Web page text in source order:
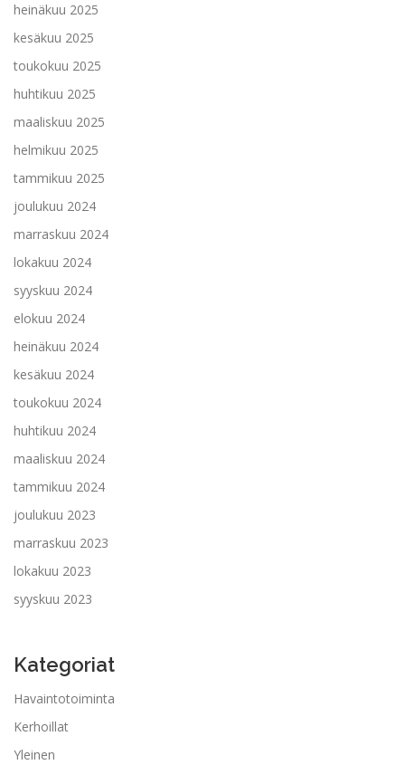
heinäkuu 2025
kesäkuu 2025
toukokuu 2025
huhtikuu 2025
maaliskuu 2025
helmikuu 2025
tammikuu 2025
joulukuu 2024
marraskuu 2024
lokakuu 2024
syyskuu 2024
elokuu 2024
heinäkuu 2024
kesäkuu 2024
toukokuu 2024
huhtikuu 2024
maaliskuu 2024
tammikuu 2024
joulukuu 2023
marraskuu 2023
lokakuu 2023
syyskuu 2023
Kategoriat
Havaintotoiminta
Kerhoillat
Yleinen